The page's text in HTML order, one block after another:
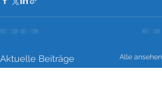
Aktuelle Beiträge Alle ansehen